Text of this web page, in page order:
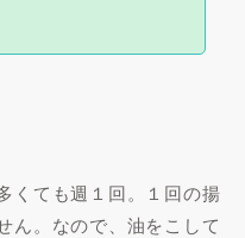
くても週１回。１回の揚
ん。なので、油をこして